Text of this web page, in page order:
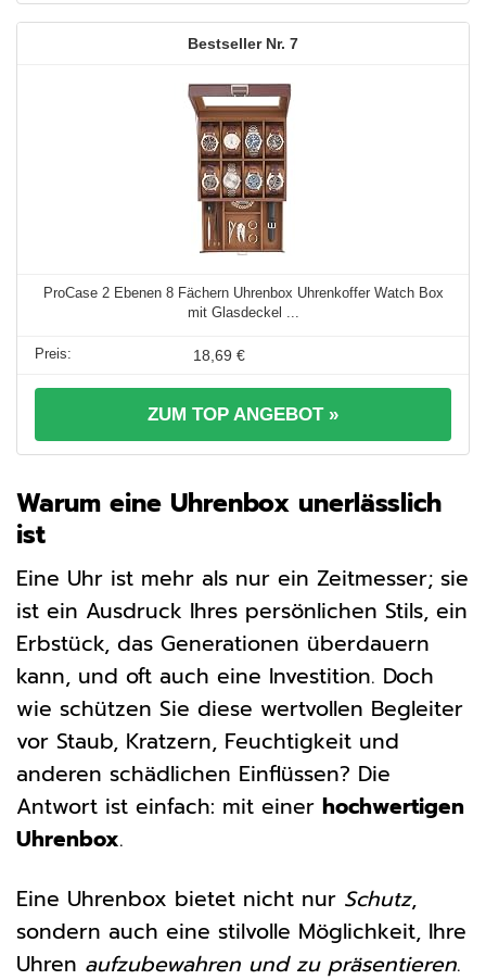
7
ProCase 2 Ebenen 8 Fächern Uhrenbox Uhrenkoffer Watch Box
mit Glasdeckel ...
18,69 €
ZUM TOP ANGEBOT »
Warum eine Uhrenbox unerlässlich
ist
Eine Uhr ist mehr als nur ein Zeitmesser; sie
ist ein Ausdruck Ihres persönlichen Stils, ein
Erbstück, das Generationen überdauern
kann, und oft auch eine Investition. Doch
wie schützen Sie diese wertvollen Begleiter
vor Staub, Kratzern, Feuchtigkeit und
anderen schädlichen Einflüssen? Die
Antwort ist einfach: mit einer hochwertigen
Uhrenbox.
Eine Uhrenbox bietet nicht nur Schutz,
sondern auch eine stilvolle Möglichkeit, Ihre
Uhren aufzubewahren und zu präsentieren.